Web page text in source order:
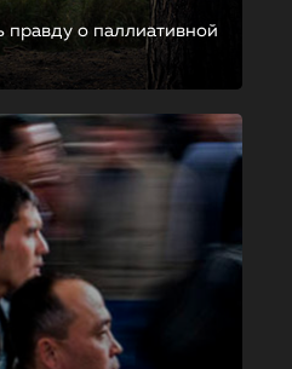
правду о паллиативной